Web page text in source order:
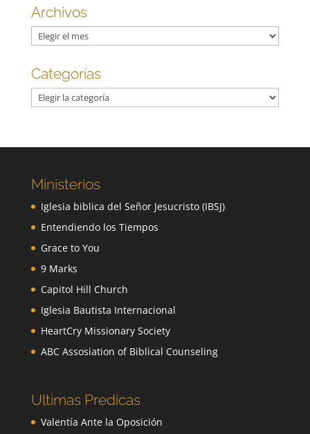
Archivos
Archivos
Categorías
Categorías
Ministerios
Iglesia biblica del Señor Jesucristo (IBSJ)
Entendiendo los Tiempos
Grace to You
9 Marks
Capitol Hill Church
Iglesia Bautista Internacional
HeartCry Missionary Society
ABC Assosiation of Biblical Counseling
Ultimas Predicas
Valentía Ante la Oposición